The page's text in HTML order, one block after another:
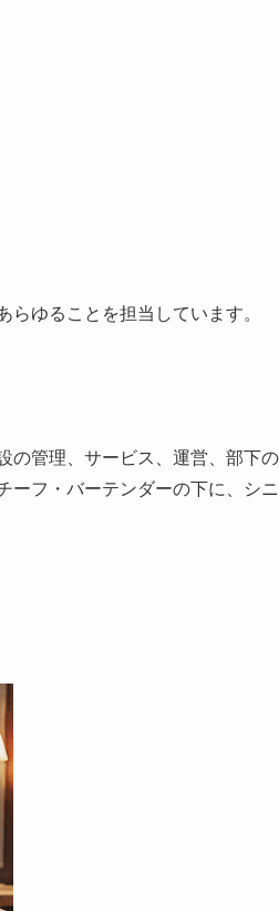
ゆることを担当しています。
の管理、サービス、運営、部下の
ーフ・バーテンダーの下に、シ